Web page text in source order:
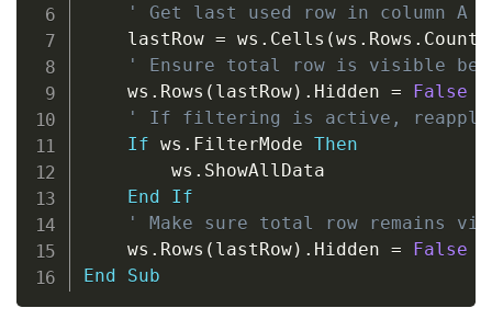
' Get last used row in column A
    lastRow
= ws . Cells (ws . Rows . Count
' Ensure total row is visible
    ws
. Rows ( lastRow) . Hidden =
False
' If filtering is active,
If ws . FilterMode Then
        ws
. ShowAllData
End
If
' Make sure total row remains
    ws
. Rows ( lastRow) . Hidden =
False
End
Sub